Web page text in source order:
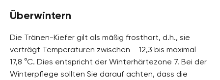
Überwintern
Die Tränen-Kiefer gilt als mäßig frosthart, d.h., sie
verträgt Temperaturen zwischen – 12,3 bis maximal –
17,8 °C. Dies entspricht der Winterhärtezone 7. Bei der
Winterpflege sollten Sie darauf achten, dass die